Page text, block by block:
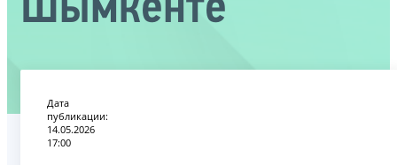
Дата
публикации:
14.05.2026
17:00